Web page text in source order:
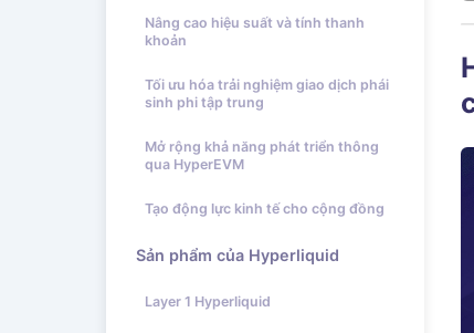
Nâng cao hiệu suất và tính thanh
khoản
Tối ưu hóa trải nghiệm giao dịch phái
sinh phi tập trung
Mở rộng khả năng phát triển thông
qua HyperEVM
Tạo động lực kinh tế cho cộng đồng
Sản phẩm của Hyperliquid
Layer 1 Hyperliquid